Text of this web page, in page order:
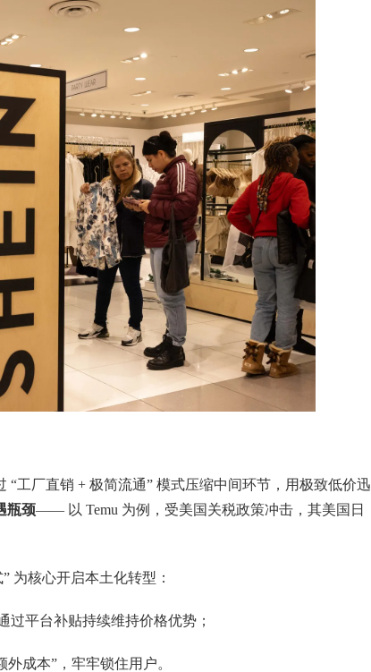
工厂直销 + 极简流通” 模式压缩中间环节，用极致低价迅
瓶颈—— 以 Temu 为例，受美国关税政策冲击，其美国日
为核心开启本土化转型：
平台补贴持续维持价格优势；
成本”，牢牢锁住用户。